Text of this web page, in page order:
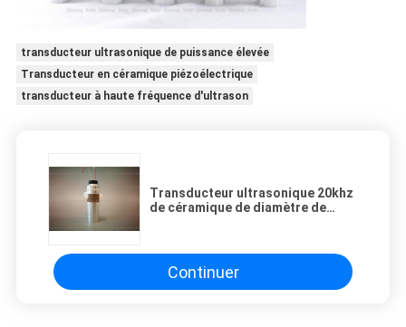
transducteur ultrasonique de puissance élevée
Transducteur en céramique piézoélectrique
transducteur à haute fréquence d'ultrason
Transducteur ultrasonique 20khz
de céramique de diamètre de
Continuer